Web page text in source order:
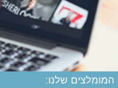
המומלצים שלנו: